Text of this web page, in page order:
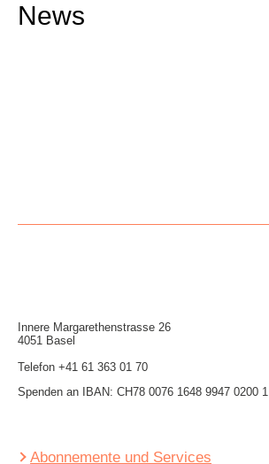
News
Innere Mar­garethen­strasse 26
4051 Basel
Telefon +41 61 363 01 70
Spenden an IBAN: CH78 0076 1648 9947 0200 1
Abonnemente und Services